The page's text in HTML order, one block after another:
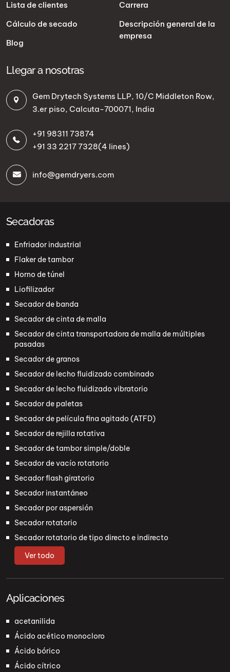
Lista de clientes
Cálculo de secado
Blog
Carrera
Descripción general de la
empresa
Llegar a nosotras
Gem Drytech Systems LLP, 10/C Middleton Row,
3.er piso, Calcuta-700071, India
+91 98311 73874
+91 33 2217 7328(4 lines)
info@gemdryers.com
Secadoras
Enfriador industrial
Flaker de tambor
Horno de túnel
Liofilizador
Secador de banda
Secador de cinta de malla
Secador de cinta transportadora de malla de múltiples
pasadas
Secador de granos
Secador de lecho fluidizado combinado
Secador de lecho fluidizado vibratorio
Secador de paletas
Secador de película fina agitado (ATFD)
Secador de rejilla rotativa
Secador de tambor simple/doble
Secador de vacío rotatorio
Secador flash giratorio
Secador instantáneo
Secador por aspersión
Secador rotatorio
Secador rotatorio de tipo directo e indirecto
Ver todo
Aplicaciones
acetanilida
Ácido acético monocloro
Ácido bórico
Ácido cítrico